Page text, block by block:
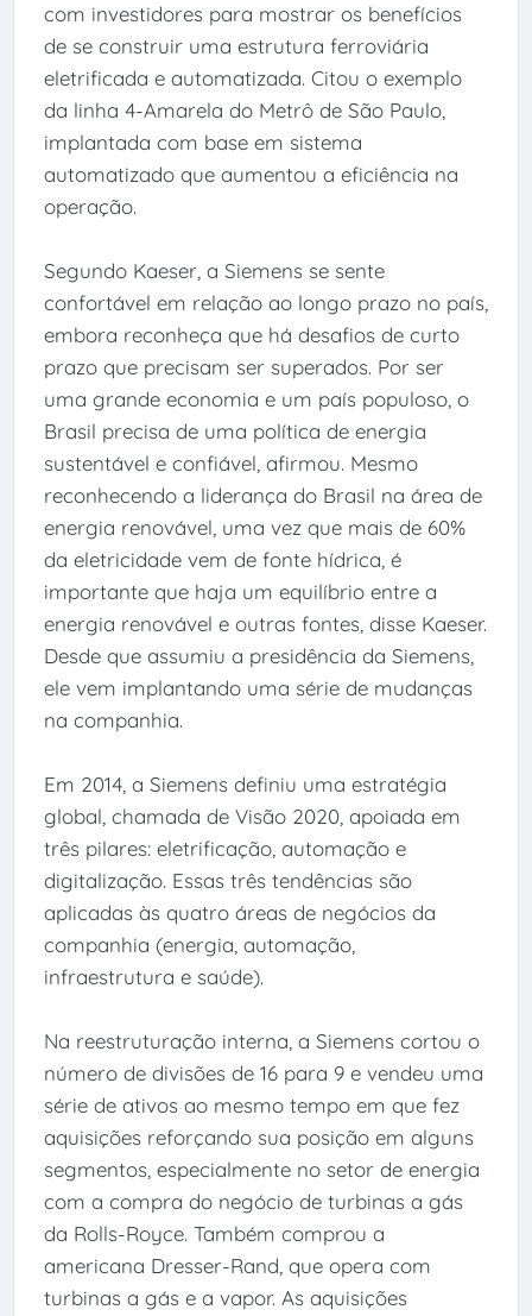
com investidores para mostrar os benefícios
de se construir uma estrutura ferroviária
eletrificada e automatizada. Citou o exemplo
da linha 4-Amarela do Metrô de São Paulo,
implantada com base em sistema
automatizado que aumentou a eficiência na
operação.
Segundo Kaeser, a Siemens se sente
confortável em relação ao longo prazo no país,
embora reconheça que há desafios de curto
prazo que precisam ser superados. Por ser
uma grande economia e um país populoso, o
Brasil precisa de uma política de energia
sustentável e confiável, afirmou. Mesmo
reconhecendo a liderança do Brasil na área de
energia renovável, uma vez que mais de 60%
da eletricidade vem de fonte hídrica, é
importante que haja um equilíbrio entre a
energia renovável e outras fontes, disse Kaeser.
Desde que assumiu a presidência da Siemens,
ele vem implantando uma série de mudanças
na companhia.
Em 2014, a Siemens definiu uma estratégia
global, chamada de Visão 2020, apoiada em
três pilares: eletrificação, automação e
digitalização. Essas três tendências são
aplicadas às quatro áreas de negócios da
companhia (energia, automação,
infraestrutura e saúde).
Na reestruturação interna, a Siemens cortou o
número de divisões de 16 para 9 e vendeu uma
série de ativos ao mesmo tempo em que fez
aquisições reforçando sua posição em alguns
segmentos, especialmente no setor de energia
com a compra do negócio de turbinas a gás
da Rolls-Royce. Também comprou a
americana Dresser-Rand, que opera com
turbinas a gás e a vapor. As aquisições